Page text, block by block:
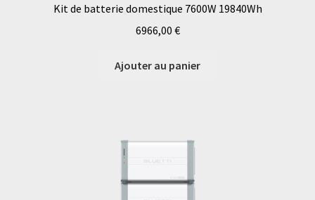
Kit de batterie domestique 7600W 19840Wh
6966,00 €
Ajouter au panier